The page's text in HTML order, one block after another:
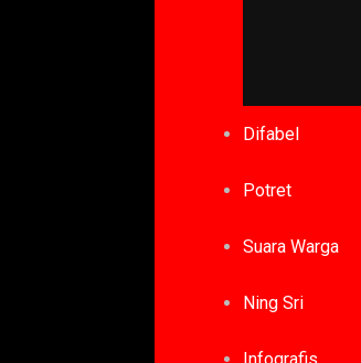
Difabel
Potret
Suara Warga
Ning Sri